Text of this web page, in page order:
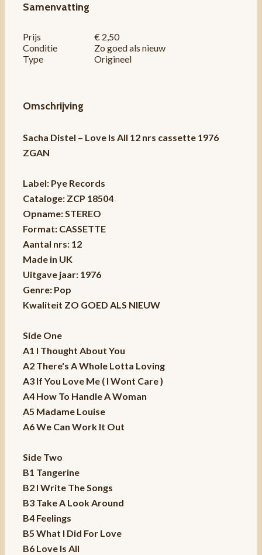
Samenvatting
Prijs
€ 2,50
Conditie
Zo goed als nieuw
Type
Origineel
Omschrijving
Sacha Distel – Love Is All 12 nrs cassette 1976
ZGAN
Label: Pye Records
Cataloge: ZCP 18504
Opname: STEREO
Format: CASSETTE
Aantal nrs: 12
Made in UK
Uitgave jaar: 1976
Genre: Pop
Kwaliteit ZO GOED ALS NIEUW
Side One
A1 I Thought About You
A2 There's A Whole Lotta Loving
A3 If You Love Me ( I Wont Care )
A4 How To Handle A Woman
A5 Madame Louise
A6 We Can Work It Out
Side Two
B1 Tangerine
B2 I Write The Songs
B3 Take A Look Around
B4 Feelings
B5 What I Did For Love
B6 Love Is All